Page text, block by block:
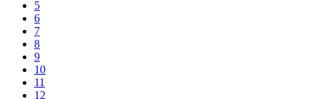
5
6
7
8
9
10
11
12